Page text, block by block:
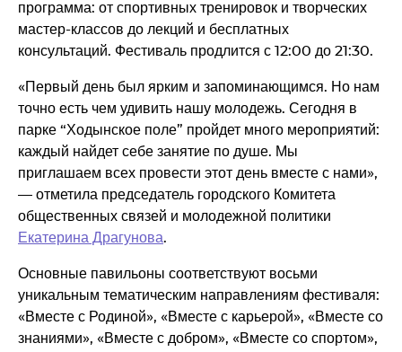
программа: от спортивных тренировок и творческих
мастер-классов до лекций и бесплатных
консультаций. Фестиваль продлится с 12:00 до 21:30.
«Первый день был ярким и запоминающимся. Но нам
точно есть чем удивить нашу молодежь. Сегодня в
парке “Ходынское поле” пройдет много мероприятий:
каждый найдет себе занятие по душе. Мы
приглашаем всех провести этот день вместе с нами»,
— отметила председатель городского Комитета
общественных связей и молодежной политики
Екатерина Драгунова.
Основные павильоны соответствуют восьми
уникальным тематическим направлениям фестиваля:
«Вместе с Родиной», «Вместе с карьерой», «Вместе со
знаниями», «Вместе с добром», «Вместе со спортом»,